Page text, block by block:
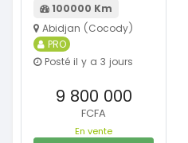
100000 Km
Abidjan (Cocody)
PRO
Posté il y a 3 jours
9 800 000
FCFA
En vente